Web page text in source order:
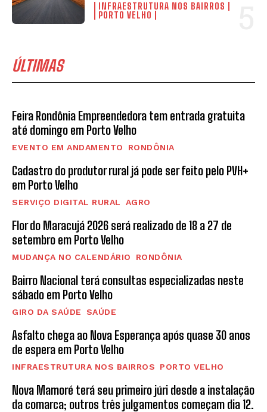
INFRAESTRUTURA NOS BAIRROS
PORTO VELHO
ÚLTIMAS
Feira Rondônia Empreendedora tem entrada gratuita
até domingo em Porto Velho
EVENTO EM ANDAMENTO RONDÔNIA
Cadastro do produtor rural já pode ser feito pelo PVH+
em Porto Velho
SERVIÇO DIGITAL RURAL AGRO
Flor do Maracujá 2026 será realizado de 18 a 27 de
setembro em Porto Velho
MUDANÇA NO CALENDÁRIO RONDÔNIA
Bairro Nacional terá consultas especializadas neste
sábado em Porto Velho
GIRO DA SAÚDE SAÚDE
Asfalto chega ao Nova Esperança após quase 30 anos
de espera em Porto Velho
INFRAESTRUTURA NOS BAIRROS PORTO VELHO
Nova Mamoré terá seu primeiro júri desde a instalação
da comarca; outros três julgamentos começam dia 12.